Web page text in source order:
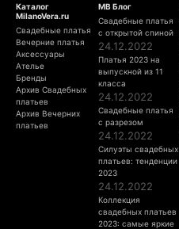
Каталог
MilanoVera.ru
Свадебные платья
Вечерние платья
Аксессуары
Ателье
Бренды
Архив Свадебных
платьев
Архив Вечерних
платьев
МВ Блог
Свадебные платья
с открытой спиной
24.12.2022
Платья 2023 на
выпускной из 11
класса
24.12.2022
Свадебные платья
с разрезом
24.12.2022
Силуэты свадебных
платьев: тенденции
2023
24.12.2022
Коллекция
свадебных платьев
2023: самые яркие